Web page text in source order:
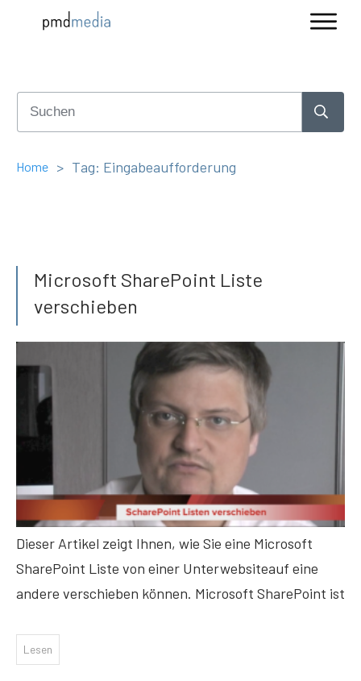
Home > Tag: Eingabeaufforderung
Microsoft SharePoint Liste
verschieben
Dieser Artikel zeigt Ihnen, wie Sie eine Microsoft
SharePoint Liste von einer Unterwebsiteauf eine
andere verschieben können. Microsoft SharePoint ist
Lesen